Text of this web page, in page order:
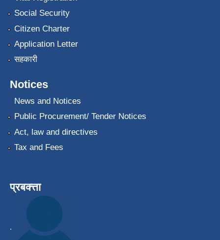
Social Security
Citizen Charter
Application Letter
सहकारी
Notices
News and Notices
Public Procurement/ Tender Notices
Act, law and directives
Tax and Fees
प्रबक्त्ता
.